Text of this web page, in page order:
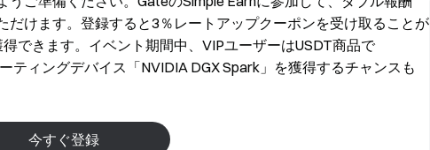
だけます。登録すると3％レートアップクーポンを受け取ることが
できます。イベント期間中、VIPユーザーはUSDT商品で
ティングデバイス「NVIDIA DGX Spark」を獲得するチャンスも
今すぐ登録